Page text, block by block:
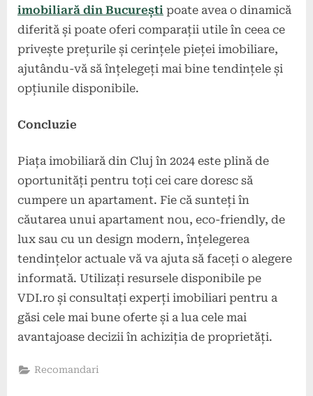
imobiliară din București poate avea o dinamică
diferită și poate oferi comparații utile în ceea ce
privește prețurile și cerințele pieței imobiliare,
ajutându-vă să înțelegeți mai bine tendințele și
opțiunile disponibile.
Concluzie
Piața imobiliară din Cluj în 2024 este plină de
oportunități pentru toți cei care doresc să
cumpere un apartament. Fie că sunteți în
căutarea unui apartament nou, eco-friendly, de
lux sau cu un design modern, înțelegerea
tendințelor actuale vă va ajuta să faceți o alegere
informată. Utilizați resursele disponibile pe
VDI.ro și consultați experți imobiliari pentru a
găsi cele mai bune oferte și a lua cele mai
avantajoase decizii în achiziția de proprietăți.
Recomandari